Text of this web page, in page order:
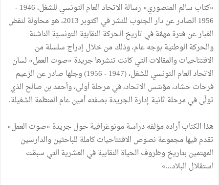
«كتاب سالم المنصوري» رسالة الاتحاد العام التونسي للشغل، 1946 -
1956 الصادر عن دار الجنوب للنشر في اكتوبر 2013، هو محاولة لنفض
الغبار عن فترة مهمّة في تاريخ الحركة النقابيّة التونسيّة الناشئة
والحركة الوطنية بوجه عام، وذلك من خلال إدراج سلسلة من
الافتتاحيات والمقالات التي كانت تنشرها جريدة «صوت العمل» لسان
الاتحاد العام التونسي للشغل، (1947 - 1956) وجلها صادر عن الزعيم
فرحات حشاد، مؤسّس الاتحاد، في مرحلة أولى، وأحمد بن صالح الذي
تولّى في مرحلة ثانية إدارة الجريدة بصفته أمين عام المنظمة الشغيلة.
هذا الكتاب أراده مؤلفه دراسة مونوغرافية حول جريدة »صوت العمل»
تقدم فيها مجموعة نصوص الافتتاحيات كاملة للباحثين والدارسين
المهتمين بتاريخ وظروف الحياة النقابية في العشرية التي سبقت
استقلال البلاد...»